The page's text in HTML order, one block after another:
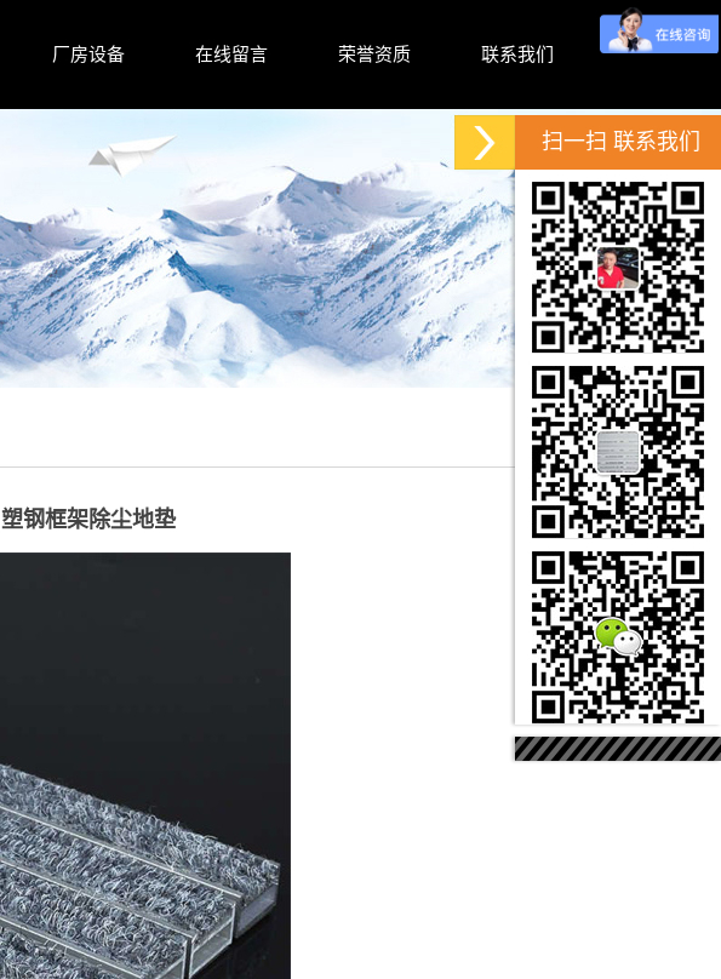
厂房设备 在线留言 荣誉资质 联系我们
塑钢框架除尘地垫
扫一扫 联系我们